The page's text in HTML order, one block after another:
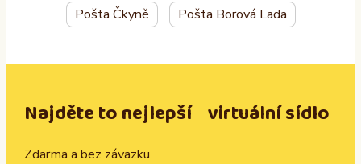
Pošta Čkyně Pošta Borová Lada
Najděte to nejlepší virtuální sídlo
Zdarma a bez závazku